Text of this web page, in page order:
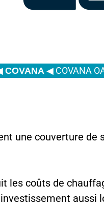
COVANA ◀ COVANA
une couverture
les coûts de
aussi